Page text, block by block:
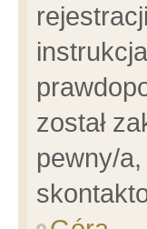
został
pewny/